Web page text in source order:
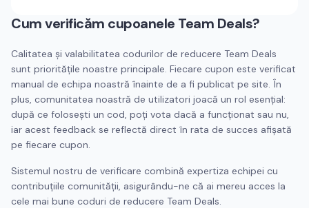
Cum verificăm cupoanele Team Deals?
Calitatea și valabilitatea codurilor de reducere Team Deals
sunt prioritățile noastre principale. Fiecare cupon este verificat
manual de echipa noastră înainte de a fi publicat pe site. În
plus, comunitatea noastră de utilizatori joacă un rol esențial:
după ce folosești un cod, poți vota dacă a funcționat sau nu,
iar acest feedback se reflectă direct în rata de succes afișată
pe fiecare cupon.
Sistemul nostru de verificare combină expertiza echipei cu
contribuțiile comunității, asigurându-ne că ai mereu acces la
cele mai bune coduri de reducere Team Deals.